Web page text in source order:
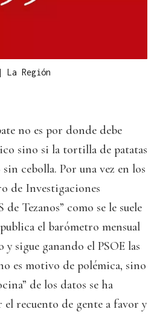
| La Región
no es por donde debe
sino si la tortilla de patatas
cebolla. Por una vez en los
de Investigaciones
Tezanos” como se le suele
el barómetro mensual
sigue ganando el PSOE las
es motivo de polémica, sino
de los datos se ha
recuento de gente a favor y